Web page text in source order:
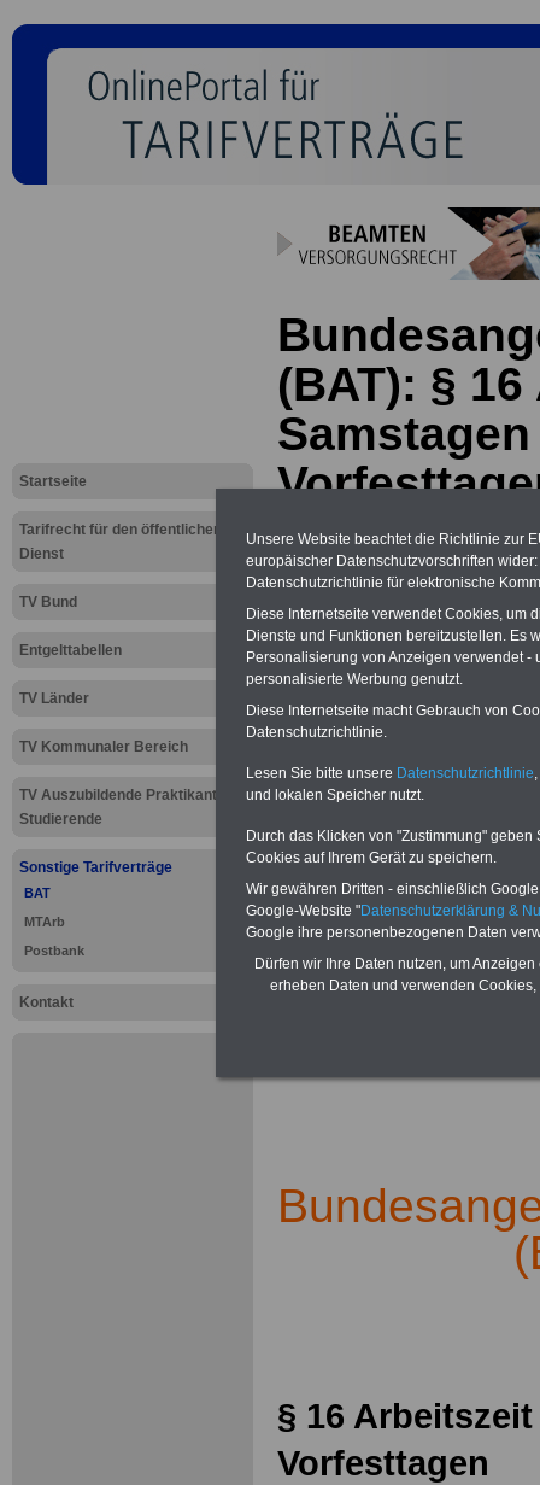
Startseite
Tarifrecht für den öffentlichen
Dienst
TV Bund
Entgelttabellen
TV Länder
TV Kommunaler Bereich
TV Auszubildende Praktikanten
Studierende
Sonstige Tarifverträge
BAT
MTArb
Postbank
Kontakt
(BAT): §
ZurÜbersicht
§ 16
Vorfesttagen
Unsere Website beachtet die Richtlinie zur
europäischer Datenschutzvorschriften
Datenschutzrichtlinie für elektronische
Diese Internetseite verwendet Cookies, um
Dienste und Funktionen bereitzustellen. Es
Personalisierung von Anzeigen verwendet
personalisierte Werbung genutzt.
Diese Internetseite macht Gebrauch von
Datenschutzrichtlinie.
Lesen Sie bitte unsere Datenschutzrichtlinie
und lokalen Speicher nutzt.
Durch das Klicken von "Zustimmung"
Cookies auf Ihrem Gerät zu speichern.
Wir gewähren Dritten - einschließlich
Google-Website "Datenschutzerklärung &
Google ihre personenbezogenen Daten
Dürfen wir Ihre Daten nutzen, um
erheben Daten und verwenden